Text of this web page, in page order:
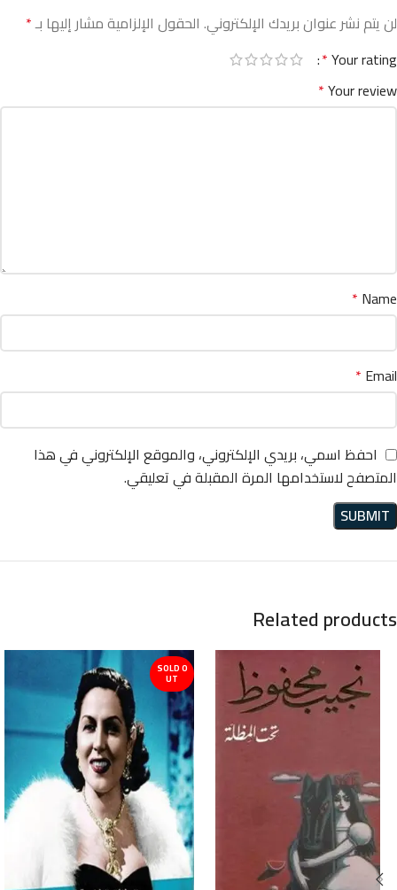
لن يتم نشر عنوان بريدك الإلكتروني. الحقول الإلزامية مشار إليها بـ*
Your rating
*
Your review
*
Name
*
Email
*
احفظ اسمي، بريدي الإلكتروني، والموقع الإلكتروني في هذا
المتصفح لاستخدامها المرة المقبلة في تعليقي.
Related products
SOLD O
UT